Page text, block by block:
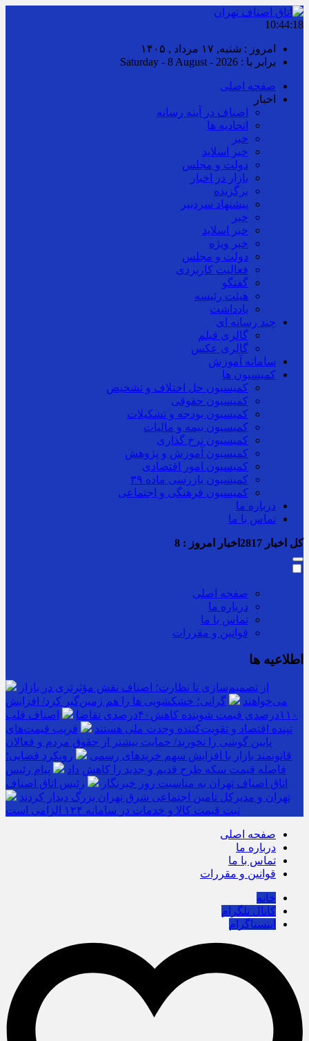
10:44:19
امروز : شنبه, ۱۷ مرداد , ۱۴۰۵
برابر با : Saturday - 8 August - 2026
صفحه اصلی
اخبار
اصناف در آینه رسانه
اتحادیه ها
خبر
خبر اسلايد
دولت و مجلس
بازار در اخبار
برگزیده
پیشنهاد سردبیر
خبر
خبر اسلايد
خبر ویژه
دولت و مجلس
فعالیت کاربردی
گفتگو
هیئت رئیسه
یادداشت
چند رسانه ای
گالری فیلم
گالری عکس
سامانه آموزش
کمیسیون ها
کمیسیون حل اختلاف و تشخیص
کمیسیون حقوقی
کمیسیون بودجه و تشکیلات
کمیسیون بیمه و مالیات
کمیسیون نرخ گذاری
کمیسیون آموزش و پژوهش
کمیسیون امور اقتصادی
کمیسیون بازرسی ماده ۳۹
کمیسیون فرهنگی و اجتماعی
درباره ما
تماس با ما
کل اخبار اخبار امروز : 8
صفحه اصلی
درباره ما
تماس با ما
قوانین و مقررات
اطلاعیه ها
از تصمیم‌سازی تا نظارت؛ اصناف نقش مؤثرتری در بازار
می‌خواهند
گرانی؛ خشکشویی‌ ها را هم زمین‌گیر کرد/ افزایش
۱۱۰درصدی قیمت شوینده کاهش۴۰درصدی تقاضا
اصناف قلب
تپنده اقتصاد و تقویت‌کننده وحدت ملی هستند
فریب قیمت‌های
پایین گوشی را نخورید/ حمایت بیشتر از حقوق مردم و فعالان
قانونمند بازار با افزایش سهم خریدهای رسمی
رویکرد قضایی؛
فاصله قیمت سکه طرح قدیم و جدید را کاهش داد
پیام رئیس
اتاق اصناف تهران به مناسبت روز خبرنگار
رئیس اتاق اصناف
تهران و مدیرکل تامین اجتماعی شرق تهران بزرگ دیدار کردند
ثبت قیمت کالا و خدمات در سامانه ۱۲۴ الزامی است
صفحه اصلی
درباره ما
تماس با ما
قوانین و مقررات
خانه
کانال تلگرام
اینستاگرام